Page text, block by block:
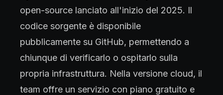
open-source lanciato all'inizio del 2025. Il
codice sorgente è disponibile
pubblicamente su GitHub, permettendo a
chiunque di verificarlo o ospitarlo sulla
propria infrastruttura. Nella versione cloud, il
team offre un servizio con piano gratuito e